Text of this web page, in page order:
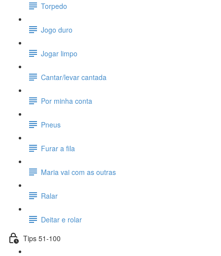
Torpedo
Jogo duro
Jogar limpo
Cantar/levar cantada
Por minha conta
Pneus
Furar a fila
Maria vai com as outras
Ralar
Deitar e rolar
Tips 51-100